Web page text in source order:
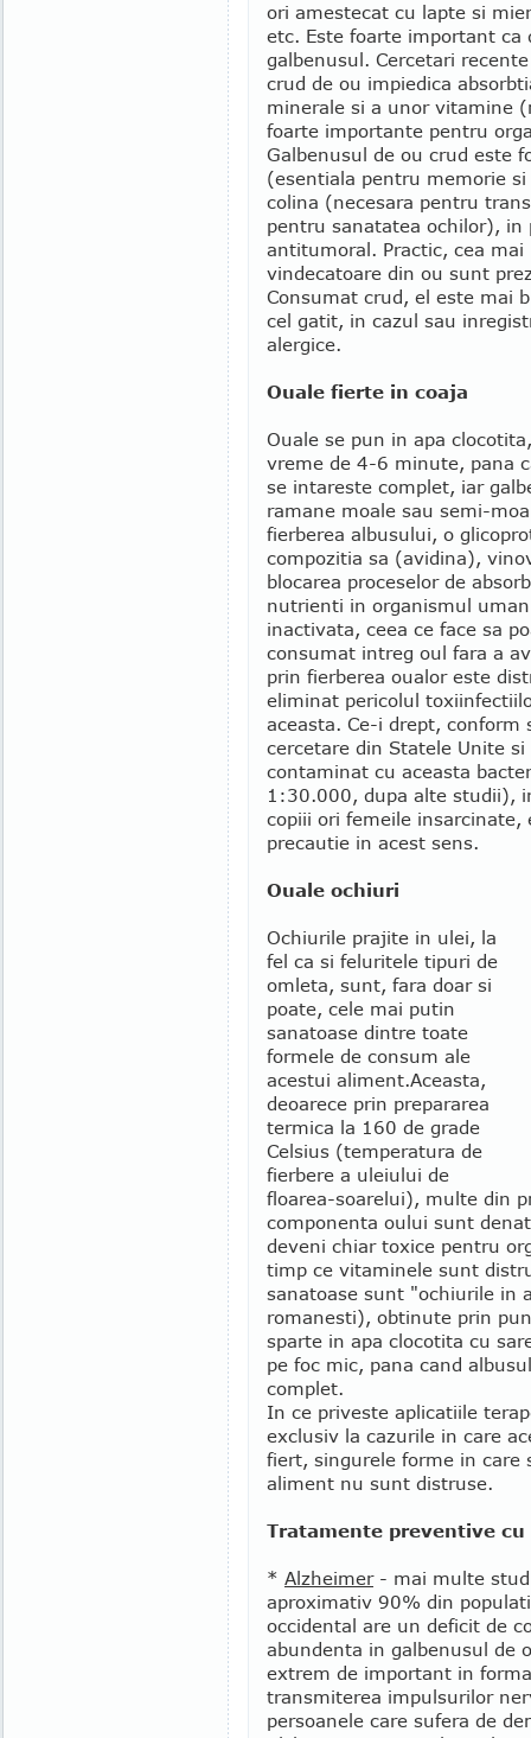
ori amestecat cu lapte si
etc. Este foarte important ca
galbenusul. Cercetari
crud de ou impiedica
minerale si a unor vitamine
foarte importante pentru
Galbenusul de ou crud este
(esentiala pentru memorie
colina (necesara pentru
pentru sanatatea ochilor),
antitumoral. Practic, cea
vindecatoare din ou sunt
Consumat crud, el este mai
cel gatit, in cazul sau
alergice.
Ouale fierte in coaja
Ouale se pun in apa
vreme de 4-6 minute, pana
se intareste complet, iar
ramane moale sau semi-
fierberea albusului, o
compozitia sa (avidina),
blocarea proceselor de
nutrienti in organismul
inactivata, ceea ce face sa
consumat intreg oul fara a
prin fierberea oualor este
eliminat pericolul
aceasta. Ce-i drept,
cercetare din Statele Unite
contaminat cu aceasta
1:30.000, dupa alte studii),
copiii ori femeile insarcinate,
precautie in acest sens.
Ouale ochiuri
Ochiurile prajite in ulei, la
fel ca si feluritele tipuri de
omleta, sunt, fara doar si
poate, cele mai putin
sanatoase dintre toate
formele de consum ale
acestui aliment.Aceasta,
deoarece prin prepararea
termica la 160 de grade
Celsius (temperatura de
fierbere a uleiului de
floarea-soarelui), multe din
componenta oului sunt
deveni chiar toxice pentru
timp ce vitaminele sunt
sanatoase sunt "ochiurile in
romanesti), obtinute prin
sparte in apa clocotita cu
pe foc mic, pana cand
complet.
In ce priveste aplicatiile
exclusiv la cazurile in care
fiert, singurele forme in care
aliment nu sunt distruse.
Tratamente preventive cu
* Alzheimer- mai multe
aproximativ 90% din
occidental are un deficit de
abundenta in galbenusul de
extrem de important in
transmiterea impulsurilor
persoanele care sufera de